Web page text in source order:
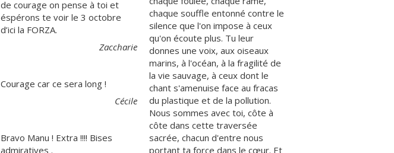
de courage on pense à toi et
éspérons te voir le 3 octobre
d’ici la FORZA.
Zaccharie
Courage car ce sera long !
Cécile
Bravo Manu ! Extra !!!! Bises
admiratives .
chaque souffle entonné contre le
silence que l'on impose à ceux
qu'on écoute plus. Tu leur
donnes une voix, aux oiseaux
marins, à l'océan, à la fragilité de
la vie sauvage, à ceux dont le
chant s'amenuise face au fracas
du plastique et de la pollution.
Nous sommes avec toi, côte à
côte dans cette traversée
sacrée, chacun d'entre nous
portant ta force dans le cœur. Et